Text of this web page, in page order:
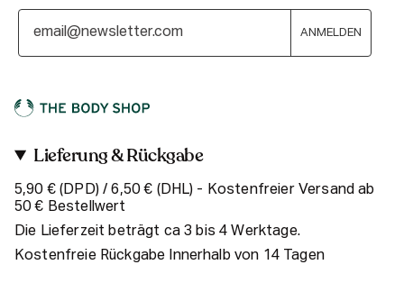
ANMELDEN
Lieferung & Rückgabe
5,90 € (DPD) / 6,50 € (DHL) - Kostenfreier Versand ab
50 € Bestellwert
Die Lieferzeit beträgt ca 3 bis 4 Werktage.
Kostenfreie Rückgabe Innerhalb von 14 Tagen